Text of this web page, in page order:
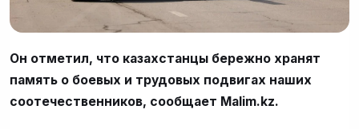
Он отметил, что казахстанцы бережно хранят
память о боевых и трудовых подвигах наших
соотечественников, сообщает Malim.kz.